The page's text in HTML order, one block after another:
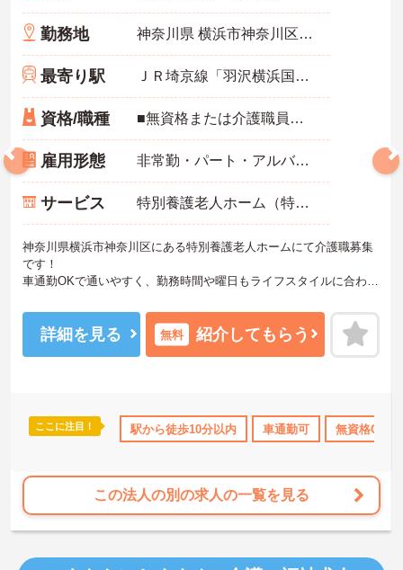
年間休日110日以上 資格取得サポート 研修制度あり 産休･育
勤務地 神奈川県 横浜市神奈川区 羽沢町980
最寄り駅 ＪＲ埼京線「羽沢横浜国大駅」徒歩9分
資格/職種 ■無資格または介護職員初任者研修以上 ■経験不問
雇用形態 非常勤・パート・アルバイト
サービス 特別養護老人ホーム（特養）
神奈川県横浜市神奈川区にある特別養護老人ホームにて介護職募集
です！
車通勤OKで通いやすく、勤務時間や曜日もライフスタイルに合わせ
方も安心してスタートできる環境です◎
ご興味のある方には、面接対策ポイントなど、さらに詳細をご案内
しますのでお気軽にご相談ください！
詳細を見る 無料 紹介してもらう
ここに注目！ 駅から徒歩10分以内 車通勤可 無資格OK
この法人の別の求人の一覧を見る